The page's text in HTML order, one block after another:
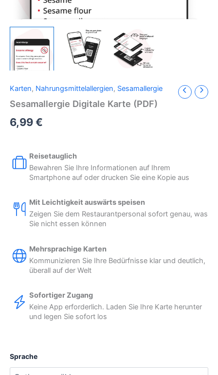
Karten, Nahrungsmittelallergien, Sesamallergie
Sesamallergie Digitale Karte (PDF)
6,99€
Reisetauglich
Bewahren Sie Ihre Informationen auf Ihrem
Smartphone auf oder drucken Sie eine Kopie aus
Mit Leichtigkeit auswärts speisen
Zeigen Sie dem Restaurantpersonal sofort genau, was
Sie nicht essen können
Mehrsprachige Karten
Kommunizieren Sie Ihre Bedürfnisse klar und deutlich,
überall auf der Welt
Sofortiger Zugang
Keine App erforderlich. Laden Sie Ihre Karte herunter
und legen Sie sofort los
Sprache